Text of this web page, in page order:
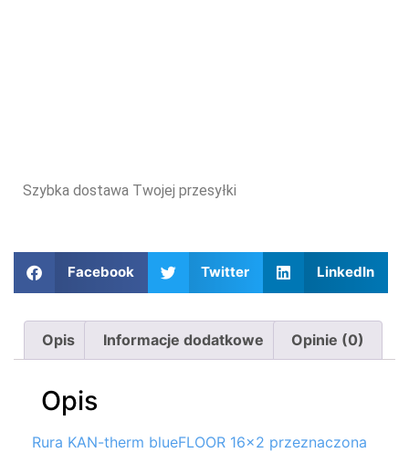
Facebook Twitter LinkedIn
Szybka dostawa Twojej przesyłki
Opis Informacje dodatkowe Opinie (0)
Opis
Rura KAN-therm blueFLOOR 16×2 przeznaczona